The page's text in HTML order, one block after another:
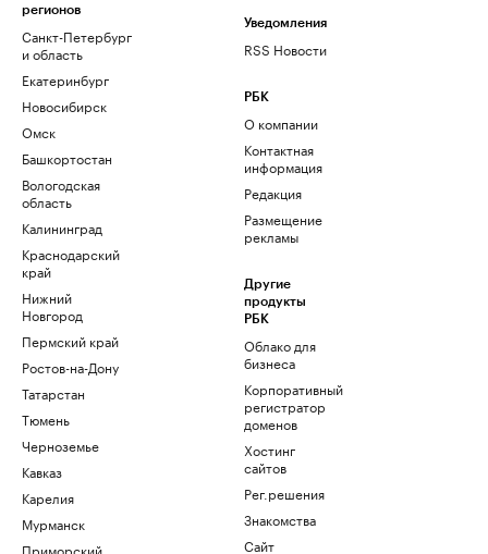
регионов
Санкт-Петербург
и область
Екатеринбург
Новосибирск
Омск
Башкортостан
Вологодская
область
Калининград
Краснодарский
край
Нижний
Новгород
Пермский край
Ростов-на-Дону
Татарстан
Тюмень
Черноземье
Кавказ
Карелия
Мурманск
Приморский
Уведомления
RSS Новости
РБК
О компании
Контактная
информация
Редакция
Размещение
рекламы
Другие
продукты
РБК
Облако для
бизнеса
Корпоративный
регистратор
доменов
Хостинг
сайтов
Рег.решения
Знакомства
Сайт